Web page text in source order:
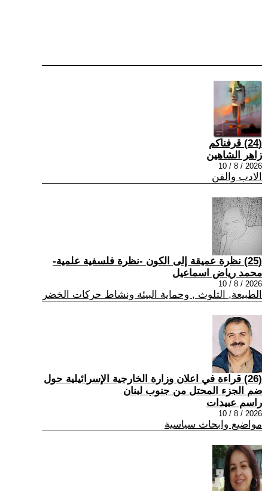
(24) قرفناكم
زاهر الشاهين
2026 / 8 / 10
الادب والفن
(25) نظرة عميقة إلى الكون -نظرة فلسفية علمية-
محمد رياض اسماعيل
2026 / 8 / 10
الطبيعة, التلوث , وحماية البيئة ونشاط حركات الخضر
(26) قراءة في اعلان وزارة الخارجية الإسرائيلية حول
ضم الجزء المحتل من جنوب لبنان
راسم عبيدات
2026 / 8 / 10
مواضيع وابحاث سياسية